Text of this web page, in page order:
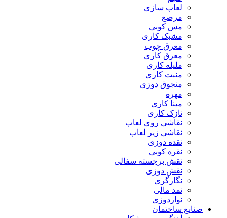
لعاب سازی
مرصع
مس کوبی
مشبک کاری
معرق چوب
معرق کاری
مليله کاری
منبت کاری
منجوق دوزی
مهره
مینا کاری
نازک کاری
نقاشی روی لعاب
نقاشی زیر لعاب
نقده دوزی
نقره کوبی
نقش برجسته سفالی
نقش دوزی
نگارگری
نمد مالی
نواردوزی
صنایع ساختمان